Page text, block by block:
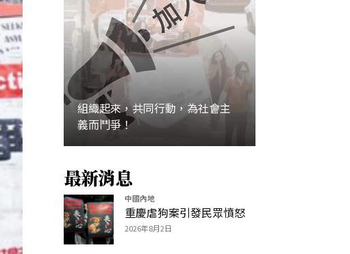
組織起來，共同行動，為社會主
義而鬥爭！
加入
最新消息
中國內地
重慶虐狗案引發民眾憤怒
2026年8月2日